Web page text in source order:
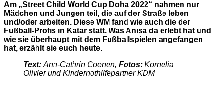
Am „Street Child World Cup Doha 2022“ nahmen nur
Mädchen und Jungen teil, die auf der Straße leben
und/oder arbeiten. Diese WM fand wie auch die der
Fußball-Profis in Katar statt. Was Anisa da erlebt hat und
wie sie überhaupt mit dem Fußballspielen angefangen
hat, erzählt sie euch heute.
Text:Ann-Cathrin Coenen, Fotos: Kornelia
Olivier und Kindernothilfepartner KDM